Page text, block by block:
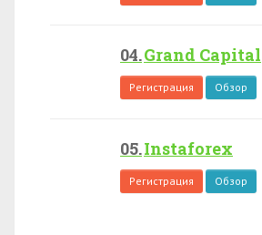
Grand Capital
Регистрация Обзор
Instaforex
Регистрация Обзор